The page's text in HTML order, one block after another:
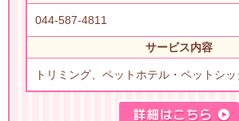
044-587-4811
サービス内容
トリミング、ペットホテル・ペットシッ